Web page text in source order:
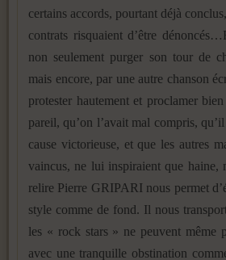
certains accords, pourtant déjà
contrats risquaient d’être
non seulement purger son tour de
mais encore, par une autre chanson
protester hautement et proclamer
pareil, qu’on l’avait mal compris,
cause victorieuse, et que les autres
vaincus, ne lui inspiraient que haine,
relire Pierre GRIPARI nous permet
style comme de fond. Il nous
les « rock stars » ne peuvent même
avec une tranquille obstination